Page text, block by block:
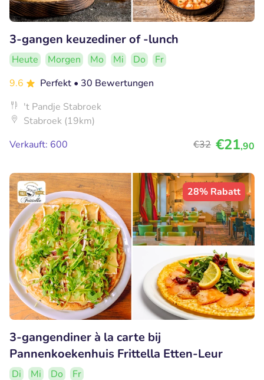
3-gangen keuzediner of -lunch
Heute Morgen Mo Mi Do
Fr
9.6
Perfekt • 30 Bewertungen
't Pandje Stabroek
Stabroek (19km)
Verkauft: 600
€32 €21,90
28% Rabatt
3-gangendiner à la carte bij
Pannenkoekenhuis Frittella Etten-Leur
Di Mi Do
Fr